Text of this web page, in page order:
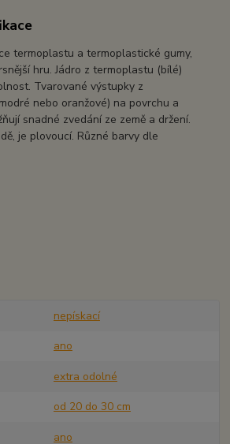
termoplastu a termoplastické gumy,
hru. Jádro z termoplastu (bílé)
Tvarované výstupky z
nebo oranžové) na povrchu a
snadné zvedání ze země a držení.
je plovoucí. Různé barvy dle
nepískací
ano
extra odolné
od 20 do 30 cm
ano